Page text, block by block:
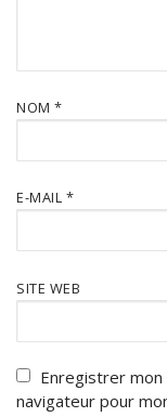
NOM *
E-MAIL *
SITE WEB
Enregistrer
navigateur pour